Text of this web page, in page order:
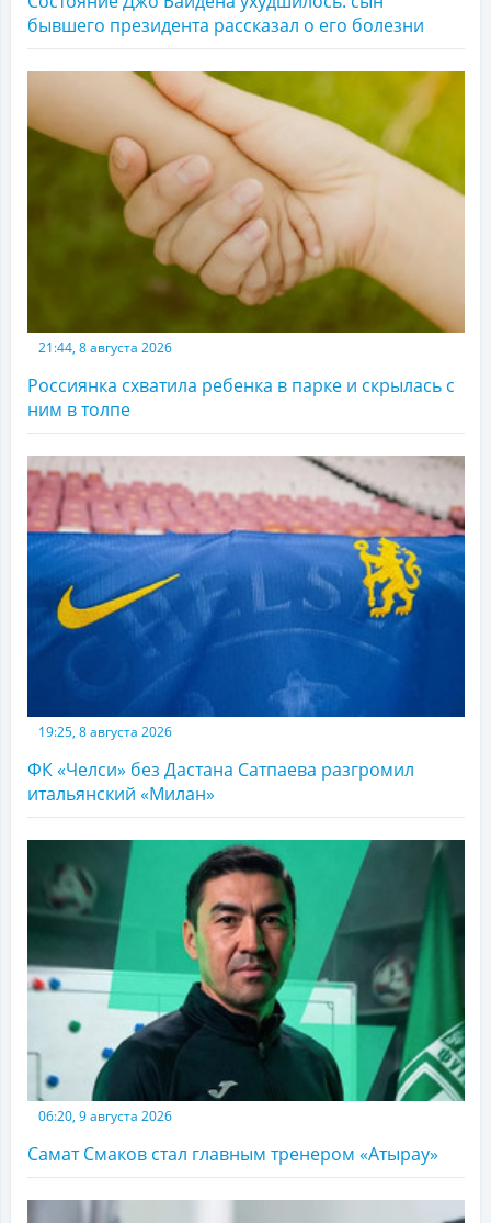
бывшего президента рассказал о его болезни
21:44, 8 августа 2026
Россиянка схватила ребенка в парке и скрылась с
ним в толпе
19:25, 8 августа 2026
ФК «Челси» без Дастана Сатпаева разгромил
итальянский «Милан»
06:20, 9 августа 2026
Самат Смаков стал главным тренером «Атырау»